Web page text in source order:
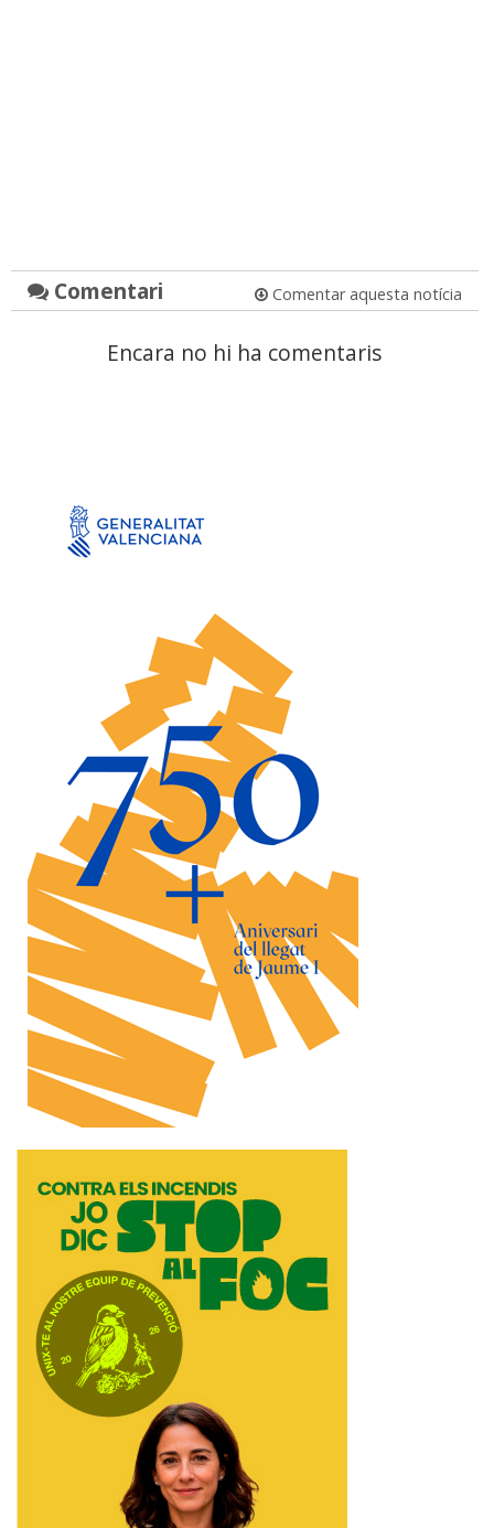
Comentari Comentar aquesta notícia
Encara no hi ha comentaris